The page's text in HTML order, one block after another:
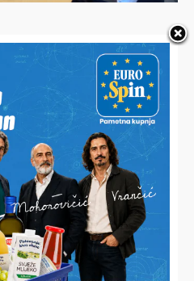
Vaš email
Poruka
POŠALJI